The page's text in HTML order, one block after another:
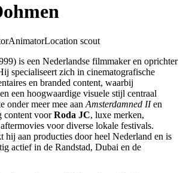
AnimatorLocation scout
is een Nederlandse filmmaker en oprichter
specialiseert zich in cinematografische
en branded content, waarbij
een hoogwaardige visuele stijl centraal
onder meer mee aan Amsterdamned IIen
content voorRoda JC, luxe merken,
voor diverse lokale festivals.
aan producties door heel Nederland en is
actief in de Randstad, Dubai en de